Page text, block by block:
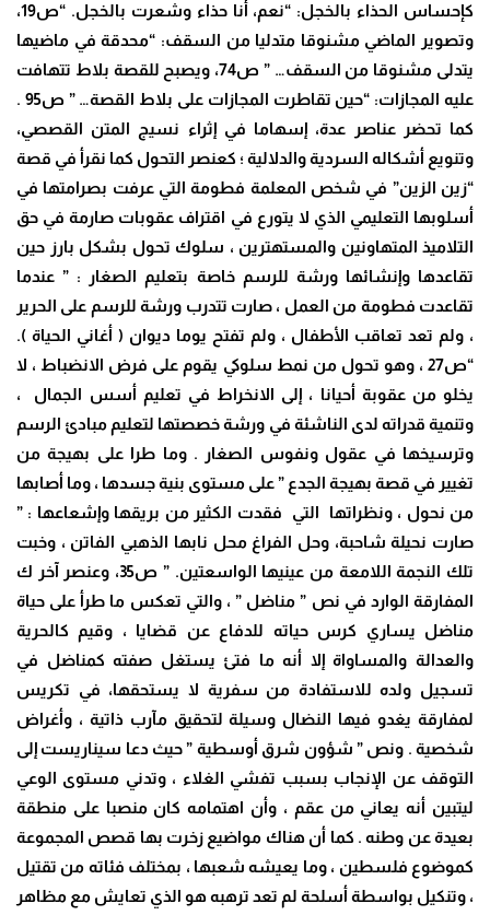
كإحساس الحذاء بالخجل: “نعم، أنا حذاء وشعرت بالخجل. “ص19،
وتصوير الماضي مشنوقا متدليا من السقف: “محدقة في ماضيها
يتدلى مشنوقا من السقف… ” ص74، ويصبح للقصة بلاط تتهافت
عليه المجازات: “حين تقاطرت المجازات على بلاط القصة… ” ص95 .
كما تحضر عناصر عدة، إسهاما في إثراء نسيج المتن القصصي،
وتنويع أشكاله السردية والدلالية ؛ كعنصر التحول كما نقرأ في قصة
“زين الزين” في شخص المعلمة فطومة التي عرفت بصرامتها في
أسلوبها التعليمي الذي لا يتورع في اقتراف عقوبات صارمة في حق
التلاميذ المتهاونين والمستهترين ، سلوك تحول بشكل بارز حين
تقاعدها وإنشائها ورشة للرسم خاصة بتعليم الصغار : ” عندما
تقاعدت فطومة من العمل ، صارت تتدرب ورشة للرسم على الحرير
، ولم تعد تعاقب الأطفال ، ولم تفتح يوما ديوان ( أغاني الحياة ).
“ص27 ، وهو تحول من نمط سلوكي يقوم على فرض الانضباط ، لا
يخلو من عقوبة أحيانا ، إلى الانخراط في تعليم أسس الجمال ،
وتنمية قدراته لدى الناشئة في ورشة خصصتها لتعليم مبادئ الرسم
وترسيخها في عقول ونفوس الصغار . وما طرا على بهيجة من
تغيير في قصة بهيجة الجدع ” على مستوى بنية جسدها ، وما أصابها
من نحول ، ونظراتها التي فقدت الكثير من بريقها وإشعاعها : ”
صارت نحيلة شاحبة، وحل الفراغ محل نابها الذهبي الفاتن ، وخبت
تلك النجمة اللامعة من عينيها الواسعتين. ” ص35، وعنصر آخر ك
المفارقة الوارد في نص ” مناضل ” ، والتي تعكس ما طرأ على حياة
مناضل يساري كرس حياته للدفاع عن قضايا ، وقيم كالحرية
والعدالة والمساواة إلا أنه ما فتئ يستغل صفته كمناضل في
تسجيل ولده للاستفادة من سفرية لا يستحقها، في تكريس
لمفارقة يغدو فيها النضال وسيلة لتحقيق مآرب ذاتية ، وأغراض
شخصية . ونص ” شؤون شرق أوسطية ” حيث دعا سيناريست إلى
التوقف عن الإنجاب بسبب تفشي الغلاء ، وتدني مستوى الوعي
ليتبين أنه يعاني من عقم ، وأن اهتمامه كان منصبا على منطقة
بعيدة عن وطنه . كما أن هناك مواضيع زخرت بها قصص المجموعة
كموضوع فلسطين ، وما يعيشه شعبها ، بمختلف فئاته من تقتيل
، وتنكيل بواسطة أسلحة لم تعد ترهبه هو الذي تعايش مع مظاهر